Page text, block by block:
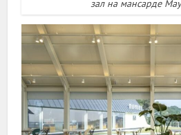
зал на мансарде